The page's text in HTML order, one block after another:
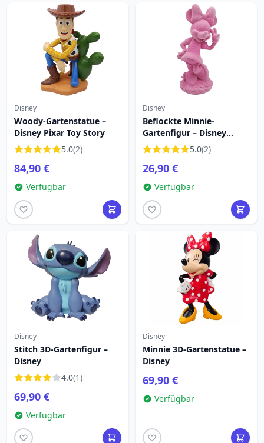
Disney
Woody-Gartenstatue –
Disney Pixar Toy Story
5.0(2)
84,90 €
Verfügbar
Disney
Beflockte Minnie-
Gartenfigur – Disney
Mickey und Freunde
5.0(2)
26,90 €
Verfügbar
Disney
Stitch 3D-Gartenfigur –
Disney
4.0(1)
69,90 €
Verfügbar
Disney
Minnie 3D-Gartenstatue –
Disney
69,90 €
Verfügbar